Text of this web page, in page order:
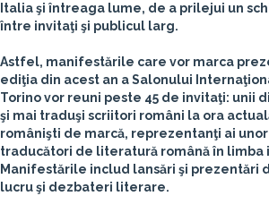
Italia şi întreaga lume, de a prilejui un
între invitaţi şi publicul larg.
Astfel, manifestările care vor marca
ediţia din acest an a Salonului
Torino vor reuni peste 45 de invitaţi: unii
şi mai traduşi scriitori români la ora
românişti de marcă, reprezentanţi ai
traducători de literatură română în limba
Manifestările includ lansări şi prezentări
lucru şi dezbateri literare.